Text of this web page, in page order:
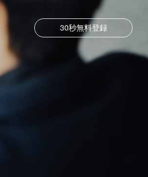
30秒無料登録